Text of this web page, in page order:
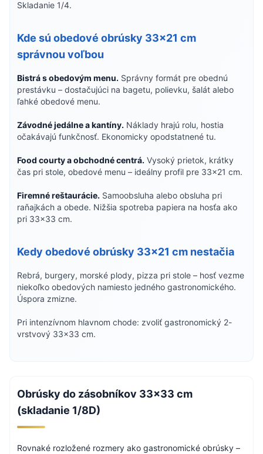
Skladanie 1/4.
Kde sú obedové obrúsky 33×21 cm
správnou voľbou
Bistrá s obedovým menu. Správny formát pre obednú
prestávku – dostačujúci na bagetu, polievku, šalát alebo
ľahké obedové menu.
Závodné jedálne a kantíny. Náklady hrajú rolu, hostia
očakávajú funkčnosť. Ekonomicky opodstatnené tu.
Food courty a obchodné centrá. Vysoký prietok, krátky
čas pri stole, obedové menu – ideálny profil pre 33×21 cm.
Firemné reštaurácie. Samoobsluha alebo obsluha pri
raňajkách a obede. Nižšia spotreba papiera na hosťa ako
pri 33×33 cm.
Kedy obedové obrúsky 33×21 cm nestačia
Rebrá, burgery, morské plody, pizza pri stole – hosť vezme
niekoľko obedových namiesto jedného gastronomického.
Úspora zmizne.
Pri intenzívnom hlavnom chode: zvoliť gastronomický 2-
vrstvový 33×33 cm.
Obrúsky do zásobníkov 33×33 cm
(skladanie 1/8D)
Rovnaké rozložené rozmery ako gastronomické obrúsky –